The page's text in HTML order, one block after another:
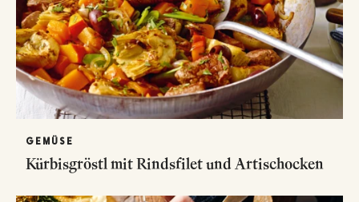
GEMÜSE
Kürbisgröstl mit Rindsfilet und Artischocken